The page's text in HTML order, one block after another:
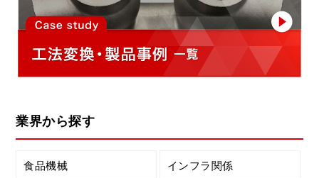
業界から探す
食品機械 インフラ関係